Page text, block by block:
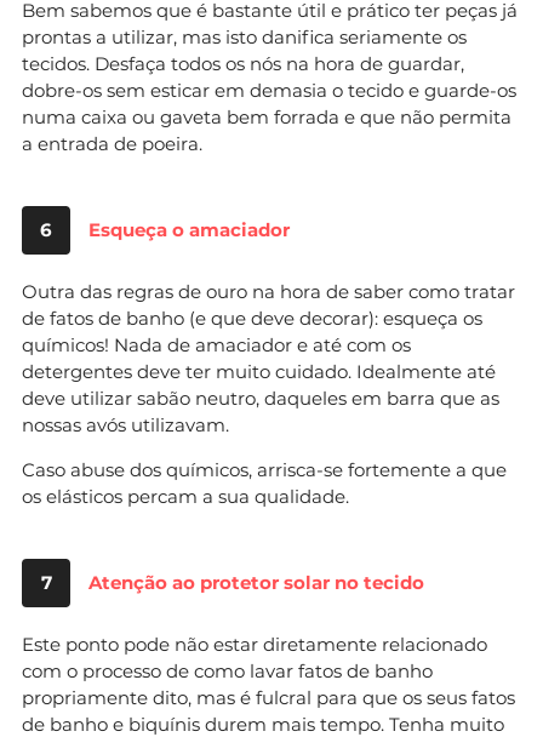
Bem sabemos que é bastante útil e prático ter peças já
prontas a utilizar, mas isto danifica seriamente os
tecidos. Desfaça todos os nós na hora de guardar,
dobre-os sem esticar em demasia o tecido e guarde-os
numa caixa ou gaveta bem forrada e que não permita
a entrada de poeira.
6 Esqueça o amaciador
Outra das regras de ouro na hora de saber como tratar
de fatos de banho (e que deve decorar): esqueça os
químicos! Nada de amaciador e até com os
detergentes deve ter muito cuidado. Idealmente até
deve utilizar sabão neutro, daqueles em barra que as
nossas avós utilizavam.
Caso abuse dos químicos, arrisca-se fortemente a que
os elásticos percam a sua qualidade.
7 Atenção ao protetor solar no tecido
Este ponto pode não estar diretamente relacionado
com o processo de como lavar fatos de banho
propriamente dito, mas é fulcral para que os seus fatos
de banho e biquínis durem mais tempo. Tenha muito